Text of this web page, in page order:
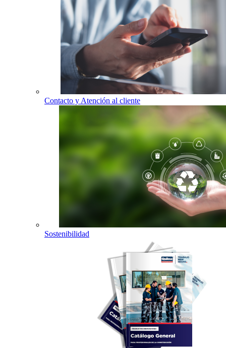
Contacto y Atención al cliente
Sostenibilidad